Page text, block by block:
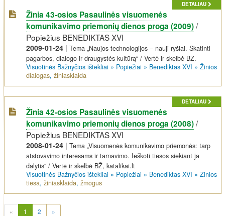
DETALIAU
Žinia 43-osios Pasaulinės visuomenės
komunikavimo priemonių dienos proga (2009)/
Popiežius BENEDIKTAS XVI
2009-01-24 |Tema „Naujos technologijos – nauji ryšiai. Skatinti
pagarbos, dialogo ir draugystės kultūrą“ / Vertė ir skelbė BŽ.
Visuotinės Bažnyčios ištekliai » Popiežiai » Benediktas XVI »Žinios
dialogas,žiniasklaida
DETALIAU
Žinia 42-osios Pasaulinės visuomenės
komunikavimo priemonių dienos proga (2008)/
Popiežius BENEDIKTAS XVI
2008-01-24 |Tema „Visuomenės komunikavimo priemonės: tarp
atstovavimo interesams ir tarnavimo. Ieškoti tiesos siekiant ja
dalytis“ / Vertė ir skelbė BŽ, katalikai.lt
Visuotinės Bažnyčios ištekliai » Popiežiai » Benediktas XVI »Žinios
tiesa,žiniasklaida,žmogus
« 1 (current)
2 »